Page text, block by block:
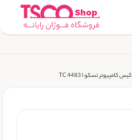
کیس کامپیوتر تسکو ا TC 4483